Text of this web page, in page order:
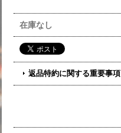
在庫なし
返品特約に関する重要事項